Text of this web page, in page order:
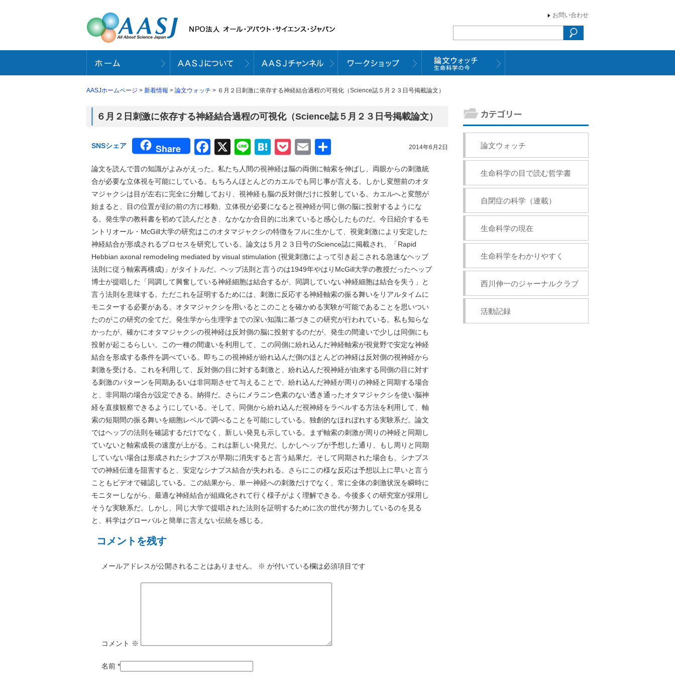
お問い合わせ
AASJホームページ > 新着情報 > 論文ウォッチ > ６月２日刺激に依存する神経結合過程の可視化（Science誌５月２３日号掲載論文）
６月２日刺激に依存する神経結合過程の可視化（Science誌５月２３日号掲載論文）
2014年6月2日
SNSシェア Share Facebook
X LineHatena
Pocket
Email
有
論文を読んで昔の知識がよみがえった。私たち人間の視神経は脳の両側に軸索を伸ばし、両眼からの刺激統
合が必要な立体視を可能にしている。もちろんほとんどのカエルでも同じ事が言える。しかし変態前のオタ
マジャクシは目が左右に完全に分離しており、視神経も脳の反対側だけに投射している。カエルへと変態が
始まると、目の位置が顔の前の方に移動、立体視が必要になると視神経が同じ側の脳に投射するようにな
る。発生学の教科書を初めて読んだとき、なかなか合目的に出来ていると感心したものだ。今日紹介するモ
ントリオール・McGill大学の研究はこのオタマジャクシの特徴をフルに生かして、視覚刺激により安定した
神経結合が形成されるプロセスを研究している。論文は５月２３日号のScience誌に掲載され、「Rapid
Hebbian axonal remodeling mediated by visual stimulation (視覚刺激によって引き起こされる急速なヘッブ
法則に従う軸索再構成)」がタイトルだ。ヘッブ法則と言うのは1949年やはりMcGill大学の教授だったヘッブ
博士が提唱した「同調して興奮している神経細胞は結合するが、同調していない神経細胞は結合を失う」と
言う法則を意味する。ただこれを証明するためには、刺激に反応する神経軸索の振る舞いをリアルタイムに
モニターする必要がある。オタマジャクシを用いるとこのことを確かめる実験が可能であることを思いつい
たのがこの研究の全てだ。発生学から生理学までの深い知識に基づきこの研究が行われている。私も知らな
かったが、確かにオタマジャクシの視神経は反対側の脳に投射するのだが、発生の間違いで少しは同側にも
投射が起こるらしい。この一種の間違いを利用して、この同側に紛れ込んだ神経軸索が視覚野で安定な神経
結合を形成する条件を調べている。即ちこの視神経が紛れ込んだ側のほとんどの神経は反対側の視神経から
刺激を受ける。これを利用して、反対側の目に対する刺激と、紛れ込んだ視神経が由来する同側の目に対す
る刺激のパターンを同期あるいは非同期させて与えることで、紛れ込んだ神経が周りの神経と同期する場合
と、非同期の場合が設定できる。納得だ。さらにメラニン色素のない透き通ったオタマジャクシを使い脳神
経を直接観察できるようにしている。そして、同側から紛れ込んだ視神経をラベルする方法を利用して、軸
索の短期間の振る舞いを細胞レベルで調べることを可能にしている。独創的なほれぼれする実験系だ。論文
ではヘッブの法則を確認するだけでなく、新しい発見も示している。まず軸索の刺激が周りの神経と同期し
ていないと軸索成長の速度が上がる。これは新しい発見だ。しかしヘッブが予想した通り、もし周りと同期
していない場合は形成されたシナプスが早期に消失すると言う結果だ。そして同期された場合も、シナプス
での神経伝達を阻害すると、安定なシナプス結合が失われる。さらにこの様な反応は予想以上に早いと言う
こともビデオで確認している。この結果から、単一神経への刺激だけでなく、常に全体の刺激状況を瞬時に
モニターしながら、最適な神経結合が組織化されて行く様子がよく理解できる。今後多くの研究室が採用し
そうな実験系だ。しかし、同じ大学で提唱された法則を証明するために次の世代が努力しているのを見る
と、科学はグローバルと簡単に言えない伝統を感じる。
コメントを残す
メールアドレスが公開されることはありません。 ※ が付いている欄は必須項目です
コメント ※
名前 *
論文ウォッチ
生命科学の目で読む哲学書
自閉症の科学（連載）
生命科学の現在
生命科学をわかりやすく
西川伸一のジャーナルクラブ
活動記録